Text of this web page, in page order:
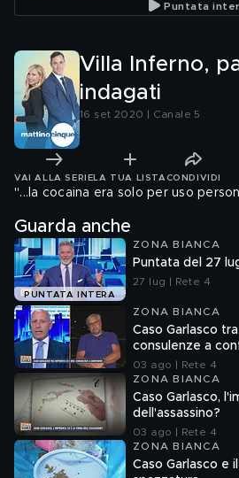
Puntata
Villa Inferno,
indagati
16 set 2020 | Canale 5
VAI ALLA SERIE LA TUA LISTA CONDIVIDI
"...la cocaina era solo per uso
Guarda anche
PUNTATA INTERA
ZONA BIANCA
Puntata del 27
27 lug | Rete 4
ZONA BIANCA
Caso Garlasco
consulenze a
03 ago | Rete 4
ZONA BIANCA
Caso Garlasco,
dell'assassino?
03 ago | Rete 4
ZONA BIANCA
Caso Garlasco e